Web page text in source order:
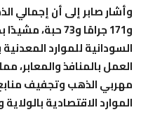
و171 جرامًا و73
السودانية للموارد
العمل بالمنافذ
مهربي الذهب وتجفيف منابع
الموارد الاقتصادية